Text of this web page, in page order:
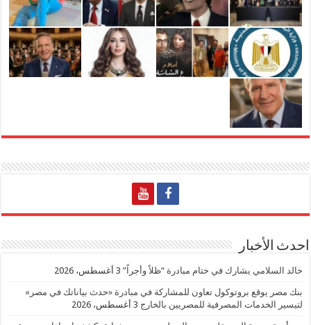
احدث الأخبار
خالد السلامي يشارك في ختام مبادرة “ظلاً وأجراً” 3 أغسطس، 2026
بنك مصر يوقع بروتوكول تعاون للمشاركة في مبادرة «حدث بياناتك في مصر»
لتيسير الخدمات المصرفية للمصريين بالخارج 3 أغسطس، 2026